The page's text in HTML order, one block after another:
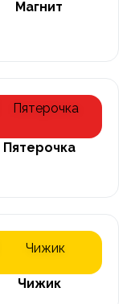
Магнит
Пятерочка
Чижик